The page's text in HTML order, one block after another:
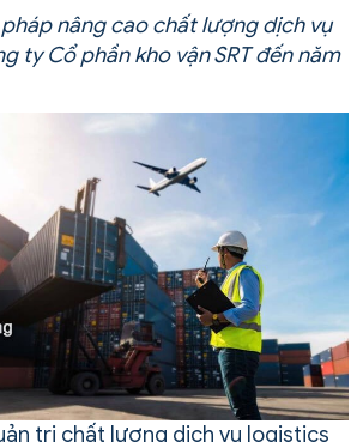
pháp nâng cao chất lượng dịch vụ
ty Cổ phần kho vận SRT đến năm
trị chất lượng dịch vụ logistics